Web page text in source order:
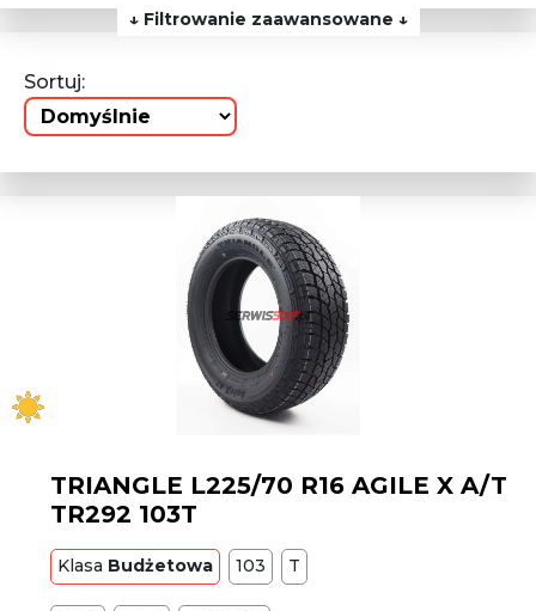
↓ Filtrowanie zaawansowane ↓
Sortuj:
TRIANGLE L225/70 R16 AGILE X A/T
TR292 103T
Klasa Budżetowa 103 T